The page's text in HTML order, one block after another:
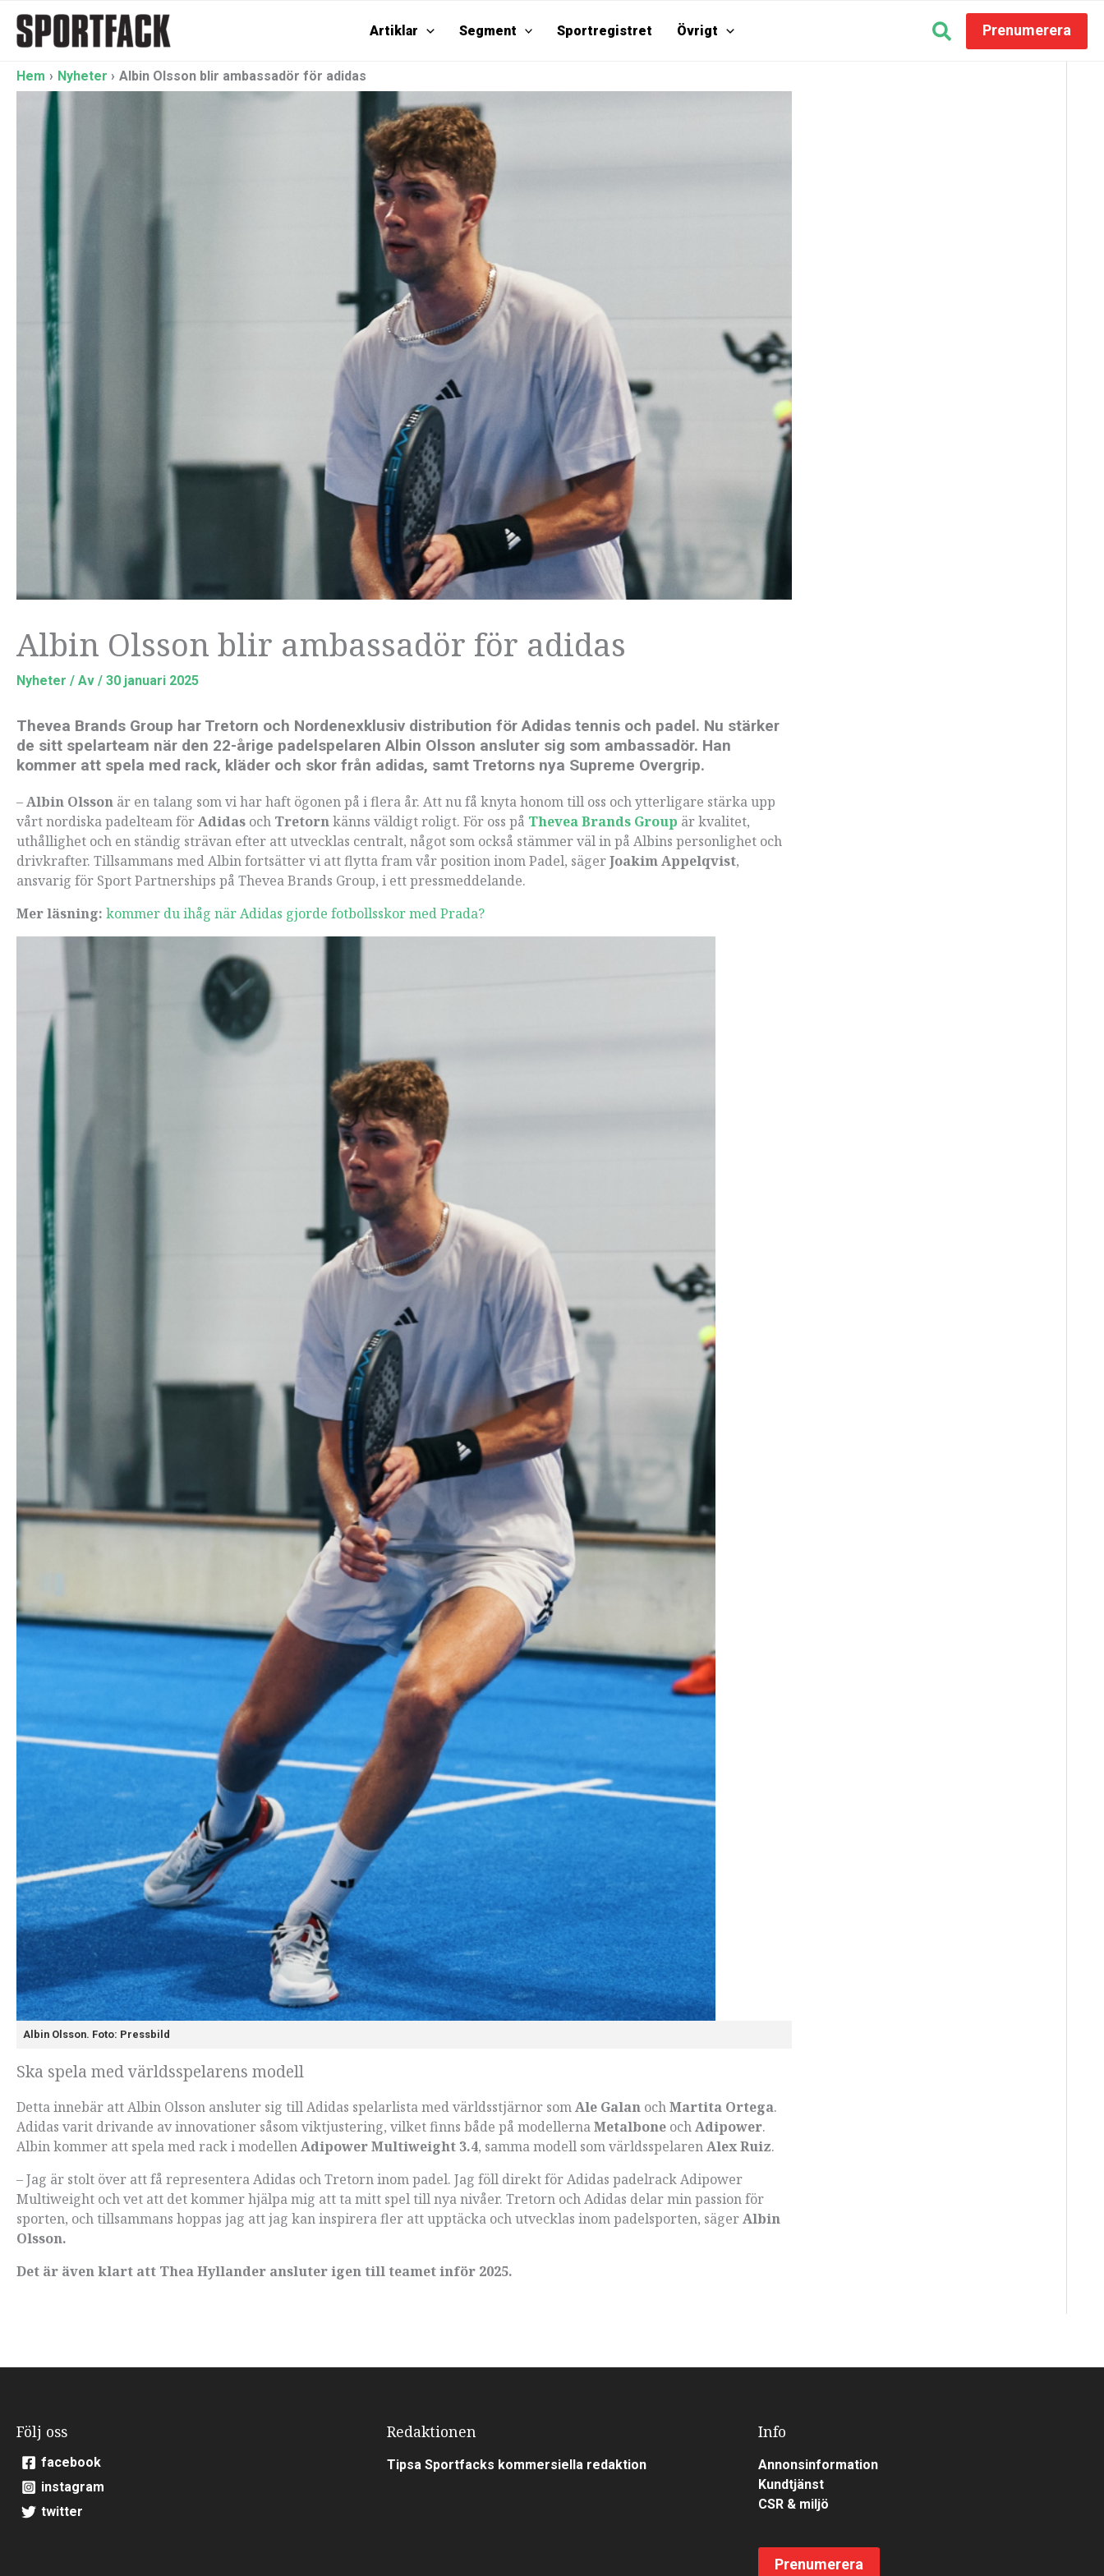
innehåll
Artiklar Segment Sportregistret Övrigt Prenumerera
Hem Nyheter Albin Olsson blir ambassadör för adidas
Albin Olsson blir ambassadör för adidas
Nyheter / Av / 30 januari 2025
Thevea Brands Group har Tretorn och Nordenexklusiv distribution för Adidas tennis och padel. Nu stärker
de sitt spelarteam när den 22-årige padelspelaren Albin Olsson ansluter sig som ambassadör. Han
kommer att spela med rack, kläder och skor från adidas, samt Tretorns nya Supreme Overgrip.
–Albin Olsson är en talang som vi har haft ögonen på i flera år. Att nu få knyta honom till oss och ytterligare stärka upp
vårt nordiska padelteam förAdidas och Tretornkänns väldigt roligt. För oss på Thevea Brands Group är kvalitet,
uthållighet och en ständig strävan efter att utvecklas centralt, något som också stämmer väl in på Albins personlighet och
drivkrafter. Tillsammans med Albin fortsätter vi att flytta fram vår position inom Padel, sägerJoakim Appelqvist,
ansvarig för Sport Partnerships på Thevea Brands Group, i ett pressmeddelande.
Mer läsning: kommer du ihåg när Adidas gjorde fotbollsskor med Prada?
Albin Olsson. Foto: Pressbild
Ska spela med världsspelarens modell
Detta innebär att Albin Olsson ansluter sig till Adidas spelarlista med världsstjärnor somAle Galan ochMartita Ortega.
Adidas varit drivande av innovationer såsom viktjustering, vilket finns både på modellernaMetalbone ochAdipower.
Albin kommer att spela med rack i modellenAdipower Multiweight 3.4, samma modell som världsspelarenAlex Ruiz.
– Jag är stolt över att få representera Adidas och Tretorn inom padel. Jag föll direkt för Adidas padelrack Adipower
Multiweight och vet att det kommer hjälpa mig att ta mitt spel till nya nivåer. Tretorn och Adidas delar min passion för
sporten, och tillsammans hoppas jag att jag kan inspirera fler att upptäcka och utvecklas inom padelsporten, sägerAlbin
Olsson.
Det är även klart att Thea Hyllander ansluter igen till teamet inför 2025.
Följ oss
facebook
instagram
twitter
Redaktionen
Tipsa Sportfacks kommersiella redaktion
Info
Annonsinformation
Kundtjänst
CSR & miljö
Prenumerera